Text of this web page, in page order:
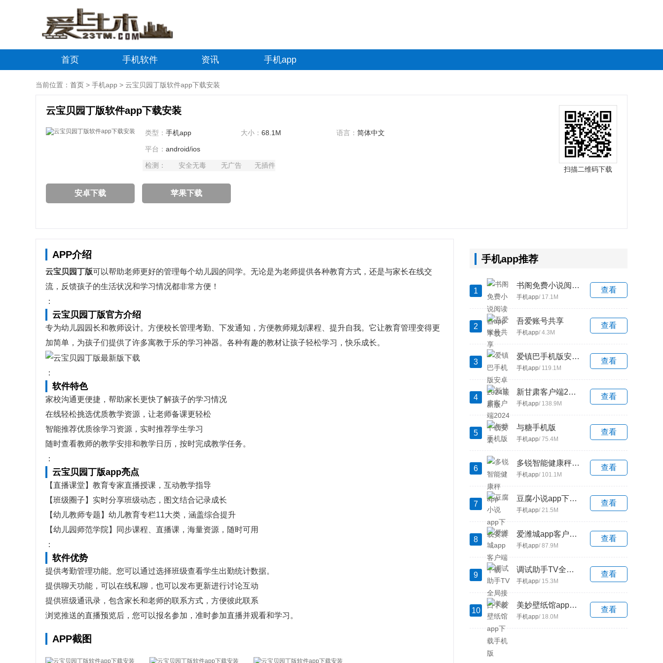
首页 手机软件 资讯 手机app
当前位置： 首页 > 手机app > 云宝贝园丁版软件app下载安装
云宝贝园丁版软件app下载安装
类型： 手机app 大小： 68.1M 语言： 简体中文
平台： android/ios
检测： 安全无毒 无广告 无插件
安卓下载 苹果下载
扫描二维码下载
APP介绍
云宝贝园丁版可以帮助老师更好的管理每个幼儿园的同学。无论是为老师提供各种教育方式，还是与家长在线交
流，反馈孩子的生活状况和学习情况都非常方便！
：
云宝贝园丁版官方介绍
专为幼儿园园长和教师设计。方便校长管理考勤、下发通知，方便教师规划课程、提升自我。它让教育管理变得更
加简单，为孩子们提供了许多寓教于乐的学习神器。各种有趣的教材让孩子轻松学习，快乐成长。
：
软件特色
家校沟通更便捷，帮助家长更快了解孩子的学习情况
在线轻松挑选优质教学资源，让老师备课更轻松
智能推荐优质徐学习资源，实时推荐学生学习
随时查看教师的教学安排和教学日历，按时完成教学任务。
：
云宝贝园丁版app亮点
【直播课堂】教育专家直播授课，互动教学指导
【班级圈子】实时分享班级动态，图文结合记录成长
【幼儿教师专题】幼儿教育专栏11大类，涵盖综合提升
【幼儿园师范学院】同步课程、直播课，海量资源，随时可用
：
软件优势
提供考勤管理功能。您可以通过选择班级查看学生出勤统计数据。
提供聊天功能，可以在线私聊，也可以发布更新进行讨论互动
提供班级通讯录，包含家长和老师的联系方式，方便彼此联系
浏览推送的直播预览后，您可以报名参加，准时参加直播并观看和学习。
APP截图
手机app推荐
1
书阁免费小说阅读器app下载
手机app/ 17.1M
查看
2
吾爱账号共享
手机app/ 4.3M
查看
3
爱镇巴手机版安卓2024最新版
手机app/ 119.1M
查看
4
新甘肃客户端2024下载安装
手机app/ 138.9M
查看
5
与糖手机版
手机app/ 75.4M
查看
6
多锐智能健康秤app
手机app/ 101.1M
查看
7
豆腐小说app下载安装
手机app/ 21.5M
查看
8
爱潍城app客户端下载
手机app/ 87.9M
查看
9
调试助手TV全局接口下载
手机app/ 15.3M
查看
10
美妙壁纸馆app下载手机版
手机app/ 18.0M
查看